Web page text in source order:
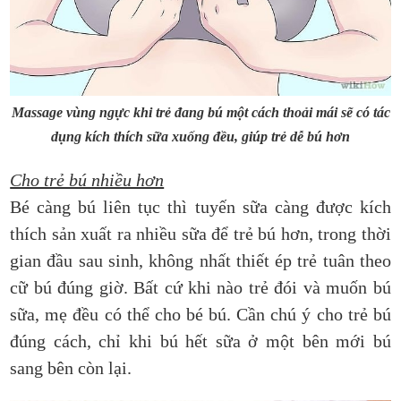
Massage vùng ngực khi trẻ đang bú một cách thoải mái sẽ có tác
dụng kích thích sữa xuống đều, giúp trẻ dễ bú hơn
Cho trẻ bú nhiều hơn
Bé càng bú liên tục thì tuyến sữa càng được kích
thích sản xuất ra nhiều sữa để trẻ bú hơn, trong thời
gian đầu sau sinh, không nhất thiết ép trẻ tuân theo
cữ bú đúng giờ. Bất cứ khi nào trẻ đói và muốn bú
sữa, mẹ đều có thể cho bé bú. Cần chú ý cho trẻ bú
đúng cách, chỉ khi bú hết sữa ở một bên mới bú
sang bên còn lại.